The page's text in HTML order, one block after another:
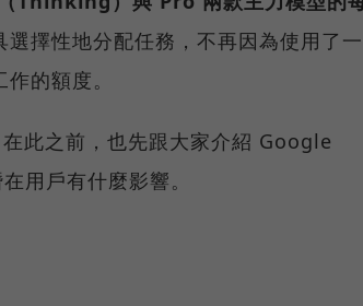
擇性地分配任務，不再因為使用了一
的額度。
此之前，也先跟大家介紹 Google
用戶有什麼影響。